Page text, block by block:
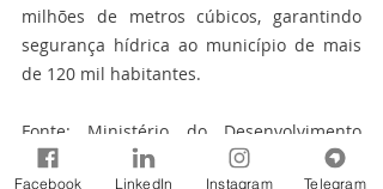
milhões de metros cúbicos, garantindo
segurança hídrica ao município de mais
de 120 mil habitantes.
Fonte: Ministério do Desenvolvimento
Regional
Facebook LinkedIn Instagram Telegram